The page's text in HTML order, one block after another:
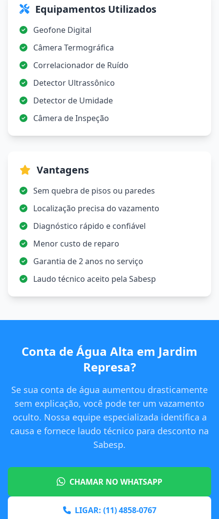
Equipamentos Utilizados
Geofone Digital
Câmera Termográfica
Correlacionador de Ruído
Detector Ultrassônico
Detector de Umidade
Câmera de Inspeção
Vantagens
Sem quebra de pisos ou paredes
Localização precisa do vazamento
Diagnóstico rápido e confiável
Menor custo de reparo
Garantia de 2 anos no serviço
Laudo técnico aceito pela Sabesp
Conta de Água Alta em Jardim
Represa?
Se sua conta de água aumentou drasticamente
sem explicação, você pode ter um vazamento
oculto. Nossa equipe especializada identifica a
causa e fornece laudo técnico para desconto na
Sabesp.
CHAMAR NO WHATSAPP
LIGAR: (11) 4858-0767